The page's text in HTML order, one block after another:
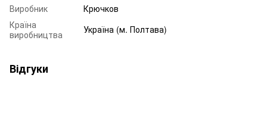
Виробник
Крючков
Країна
виробництва
Україна (м. Полтава)
Відгуки